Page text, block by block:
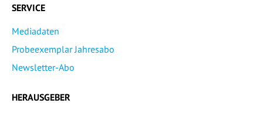
SERVICE
Mediadaten
Probeexemplar Jahresabo
Newsletter-Abo
HERAUSGEBER